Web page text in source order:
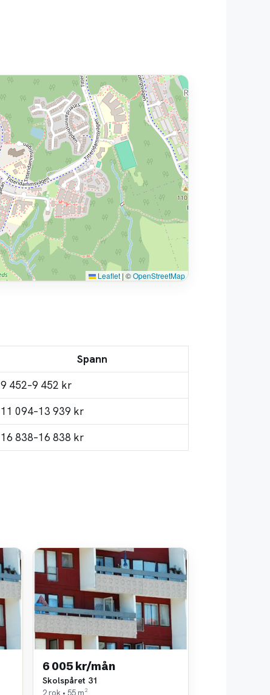
Leaflet | ©OpenStreetMap
Spann
9 452–9 452 kr
11 094–13 939 kr
16 838–16 838 kr
6 005 kr/mån
Skolspåret 31
2 rok • 55 m²